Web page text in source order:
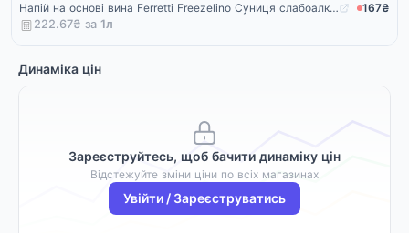
Напій на основі вина Ferretti Freezelino Суниця слабоалкогольний газований рожевий напівсолодкий 0.75 л 6-6.9% (4820213960962)
167₴
222.67₴ за 1л
Динаміка цін
Зареєструйтесь, щоб бачити динаміку цін
Відстежуйте зміни ціни по всіх магазинах
Увійти / Зареєструватись